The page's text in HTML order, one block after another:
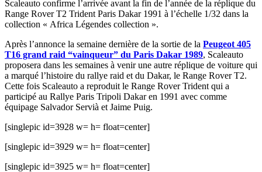
Scaleauto confirme l’arrivée avant la fin de l’année de la réplique du
Range Rover T2 Trident Paris Dakar 1991 à l’échelle 1/32 dans la
collection « Africa Légendes collection ».
Après l’annonce la semaine dernière de la sortie de la Peugeot 405
T16 grand raid “vainqueur” du Paris Dakar 1989, Scaleauto
proposera dans les semaines à venir une autre réplique de voiture qui
a marqué l’histoire du rallye raid et du Dakar, le Range Rover T2.
Cette fois Scaleauto a reproduit le Range Rover Trident qui a
participé au Rallye Paris Tripoli Dakar en 1991 avec comme
équipage Salvador Servià et Jaime Puig.
[singlepic id=3928 w= h= float=center]
[singlepic id=3929 w= h= float=center]
[singlepic id=3925 w= h= float=center]